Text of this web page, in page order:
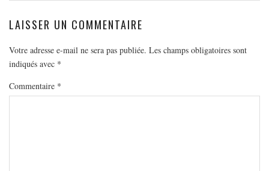
LAISSER UN COMMENTAIRE
Votre adresse e-mail ne sera pas publiée. Les champs obligatoires sont
indiqués avec *
Commentaire *